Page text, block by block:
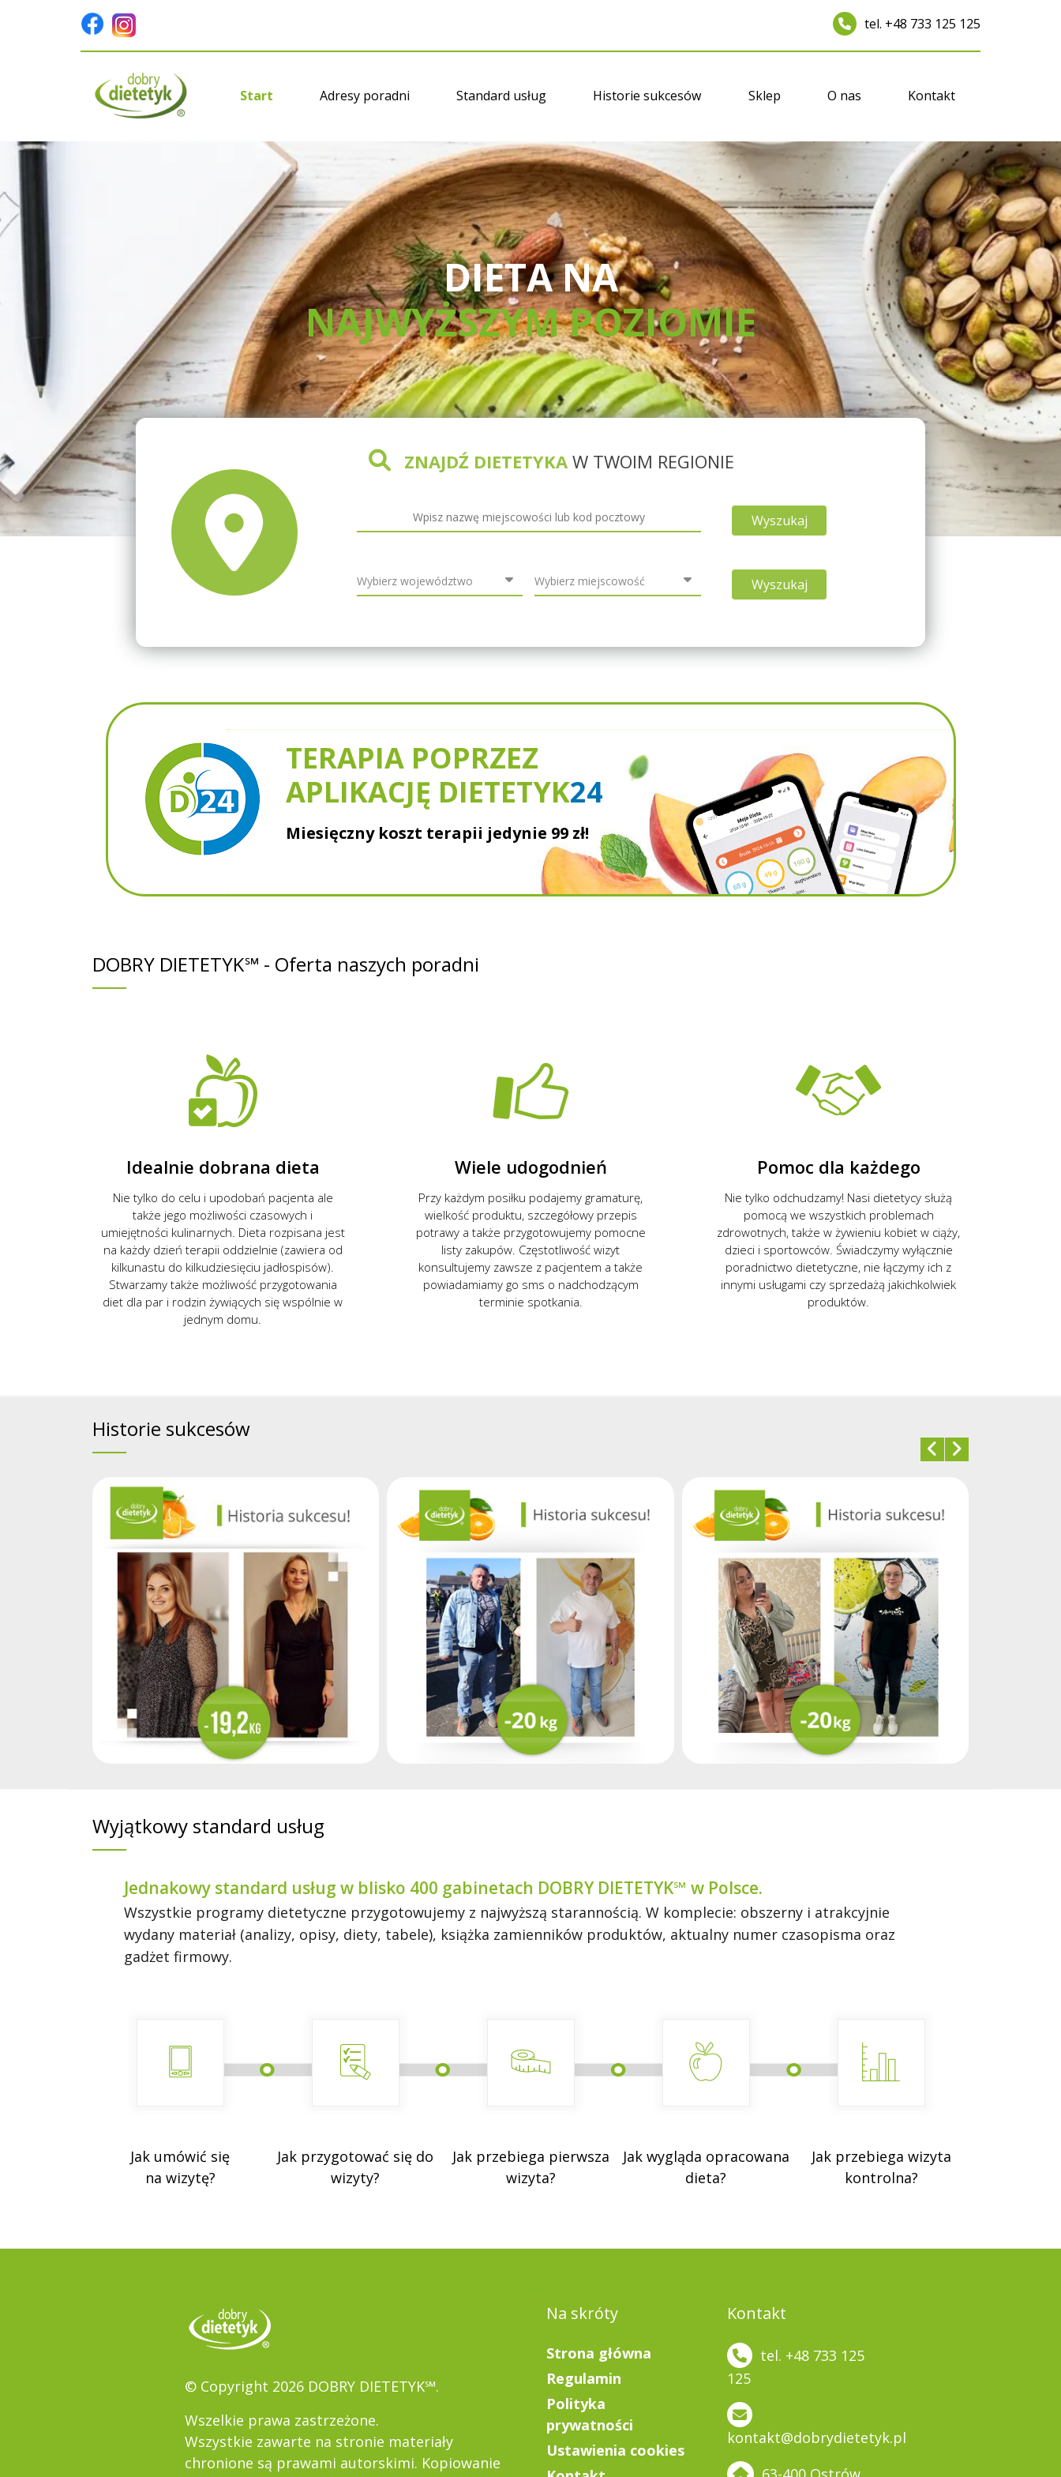
tel. +48 733 125 125
Start Adresy poradni Standard usług Historie sukcesów Sklep O nas Kontakt
DIETA NA
NAJWYŻSZYM POZIOMIE
ZNAJDŹ DIETETYKA W TWOIM REGIONIE
Wyszukaj
Wyszukaj
TERAPIA POPRZEZ
APLIKACJĘ DIETETYK24
Miesięczny koszt terapii jedynie 99 zł!
DOBRY DIETETYK℠ - Oferta naszych poradni
Idealnie dobrana dieta
Nie tylko do celu i upodobań pacjenta ale
także jego możliwości czasowych i
umiejętności kulinarnych. Dieta rozpisana jest
na każdy dzień terapii oddzielnie (zawiera od
kilkunastu do kilkudziesięciu jadłospisów).
Stwarzamy także możliwość przygotowania
diet dla par i rodzin żywiących się wspólnie w
jednym domu.
Wiele udogodnień
Przy każdym posiłku podajemy gramaturę,
wielkość produktu, szczegółowy przepis
potrawy a także przygotowujemy pomocne
listy zakupów. Częstotliwość wizyt
konsultujemy zawsze z pacjentem a także
powiadamiamy go sms o nadchodzącym
terminie spotkania.
Pomoc dla każdego
Nie tylko odchudzamy! Nasi dietetycy służą
pomocą we wszystkich problemach
zdrowotnych, także w żywieniu kobiet w ciąży,
dzieci i sportowców. Świadczymy wyłącznie
poradnictwo dietetyczne, nie łączymy ich z
innymi usługami czy sprzedażą jakichkolwiek
produktów.
Historie sukcesów
Wyjątkowy standard usług
Jednakowy standard usług w blisko 400 gabinetach DOBRY DIETETYK℠ w Polsce.
Wszystkie programy dietetyczne przygotowujemy z najwyższą starannością. W komplecie: obszerny i atrakcyjnie
wydany materiał (analizy, opisy, diety, tabele), książka zamienników produktów, aktualny numer czasopisma oraz
gadżet firmowy.
Jak umówić się
na wizytę?
Jak przygotować się do
wizyty?
Jak przebiega pierwsza
wizyta?
Jak wygląda opracowana
dieta?
Jak przebiega wizyta
kontrolna?
© Copyright 2026 DOBRY DIETETYK℠.
Wszelkie prawa zastrzeżone.
Wszystkie zawarte na stronie materiały
chronione są prawami autorskimi. Kopiowanie
Na skróty
Strona główna
Regulamin
Polityka
prywatności
Ustawienia cookies
Kontakt
tel. +48 733 125
125
kontakt@dobrydietetyk.pl